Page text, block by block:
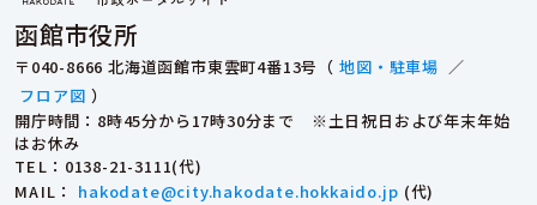
函館市役所
〒040-8666 北海道函館市東雲町4番13号（ 地図・駐車場 ／
フロア図 ）
開庁時間：8時45分から17時30分まで ※土日祝日および年末年始
はお休み
TEL ：0138-21-3111(代)
MAIL ： hakodate@city.hakodate.hokkaido.jp (代)